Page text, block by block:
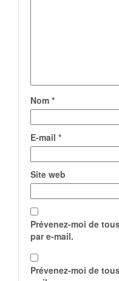
Nom *
E-mail *
Site web
Prévenez-moi de
par e-mail.
Prévenez-moi de